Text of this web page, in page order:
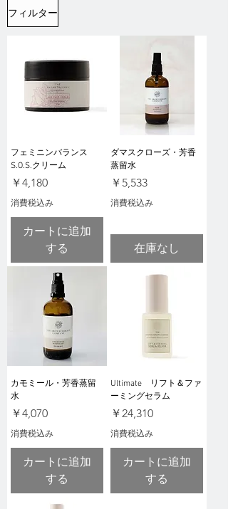
フィルター
フェミニンバランス
S.O.S.クリーム
価格
￥4,180
消費税込み
カートに追加
する
ダマスクローズ・芳香
蒸留水
価格
￥5,533
消費税込み
在庫なし
カモミール・芳香蒸留
水
価格
￥4,070
消費税込み
カートに追加
する
Ultimate リフト＆ファ
ーミングセラム
価格
￥24,310
消費税込み
カートに追加
する